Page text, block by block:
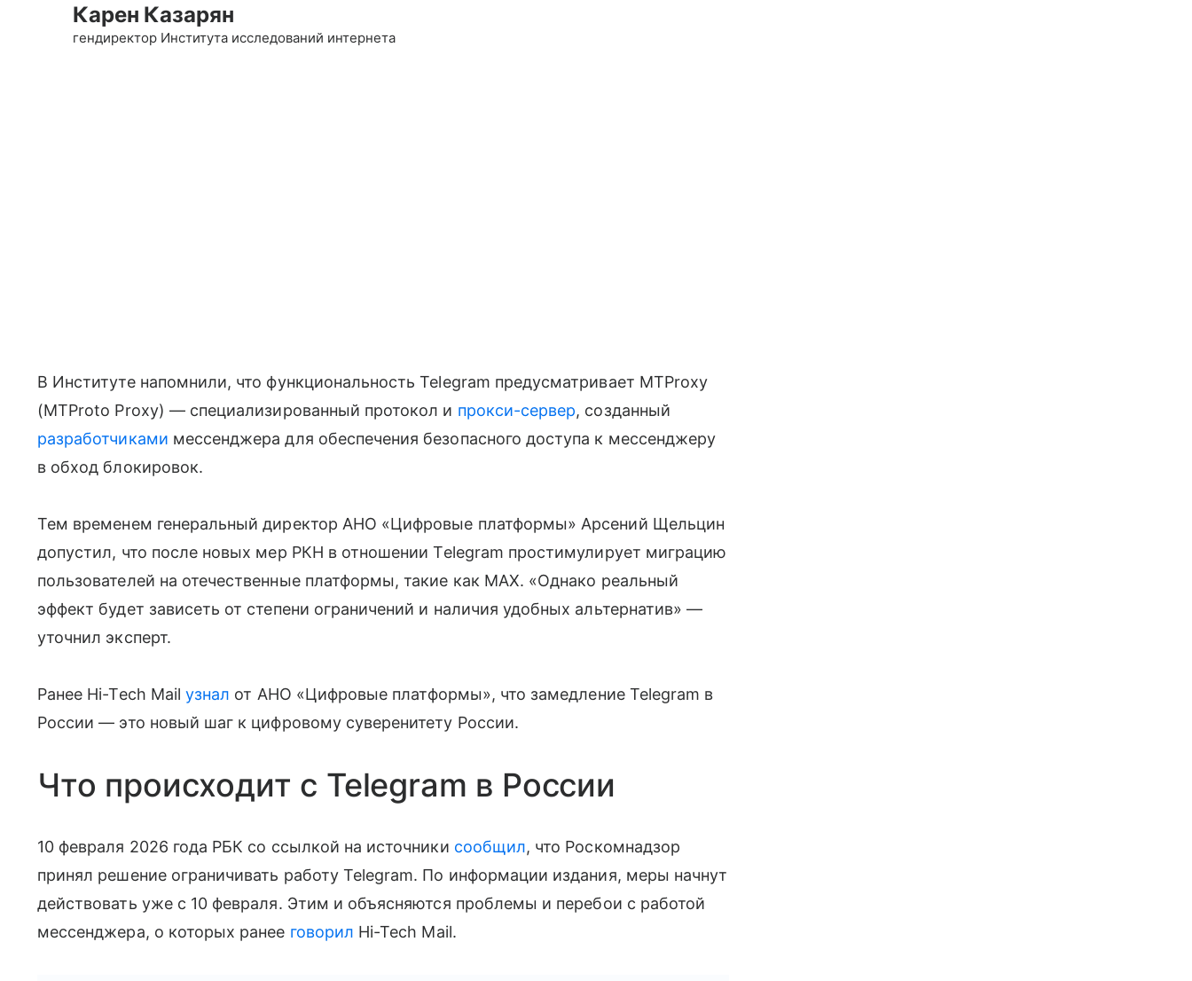
Карен Казарян
гендиректор Института исследований интернета
В Институте напомнили, что функциональность Telegram предусматривает MTProxy
(MTProto Proxy) — специализированный протокол и прокси-сервер, созданный
разработчиками мессенджера для обеспечения безопасного доступа к мессенджеру
в обход блокировок.
Тем временем генеральный директор АНО «Цифровые платформы» Арсений Щельцин
допустил, что после новых мер РКН в отношении Telegram простимулирует миграцию
пользователей на отечественные платформы, такие как MAX. «Однако реальный
эффект будет зависеть от степени ограничений и наличия удобных альтернатив» —
уточнил эксперт.
Ранее Hi-Tech Mailузнал от АНО «Цифровые платформы», что замедление Telegram в
России — это новый шаг к цифровому суверенитету России.
Что происходит с Telegram в России
10 февраля 2026 года РБК со ссылкой на источники сообщил, что Роскомнадзор
принял решение ограничивать работу Telegram. По информации издания, меры начнут
действовать уже с 10 февраля. Этим и объясняются проблемы и перебои с работой
мессенджера, о которых ранее говорил Hi-Tech Mail.